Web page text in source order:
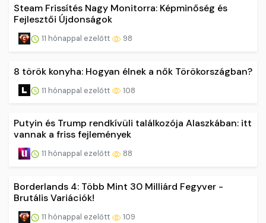
Steam Frissítés Nagy Monitorra: Képminőség és
Fejlesztői Újdonságok
11 hónappal ezelőtt 98
8 török konyha: Hogyan élnek a nők Törökországban?
11 hónappal ezelőtt 108
Putyin és Trump rendkívüli találkozója Alaszkában: itt
vannak a friss fejlemények
11 hónappal ezelőtt 88
Borderlands 4: Több Mint 30 Milliárd Fegyver -
Brutális Variációk!
11 hónappal ezelőtt 109